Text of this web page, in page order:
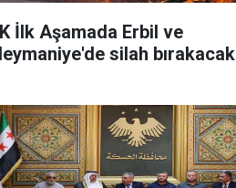
İlk Aşamada Erbil ve
silah bırakacak